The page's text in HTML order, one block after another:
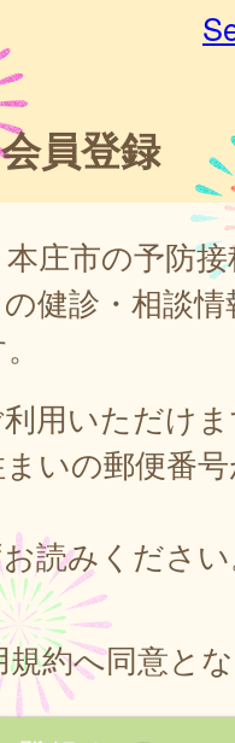
会員登録
庄市の予防
健診・相談
用いただけ
いの郵便番
読みくださ
約へ同意と